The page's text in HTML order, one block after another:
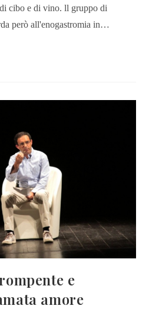
cibo e di vino. ll gruppo di
però all'enogastromia in…
e
amore